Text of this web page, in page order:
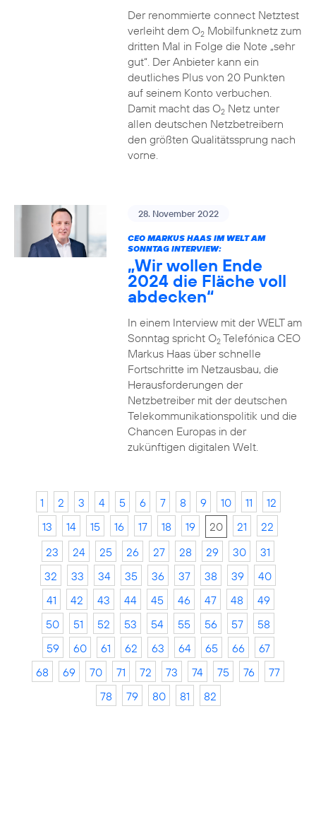
Der renommierte connect Netztest
verleiht dem O2Mobilfunknetz zum
dritten Mal in Folge die Note „sehr
gut“. Der Anbieter kann ein
deutliches Plus von 20 Punkten
auf seinem Konto verbuchen.
Damit macht das O2Netz unter
allen deutschen Netzbetreibern
den größten Qualitätssprung nach
vorne.
28. November 2022
CEO MARKUS HAAS IM WELT AM
SONNTAG INTERVIEW:
„Wir wollen Ende
2024 die Fläche voll
abdecken“
In einem Interview mit der WELT am
Sonntag spricht O2Telefónica CEO
Markus Haas über schnelle
Fortschritte im Netzausbau, die
Herausforderungen der
Netzbetreiber mit der deutschen
Telekommunikationspolitik und die
Chancen Europas in der
zukünftigen digitalen Welt.
1 2 3 4 5 6 7 8 9 10 11
12
13
14 15 16 17 18 19 20 21
22
23
24 25 26 27 28 29 30
31
32
33 34 35 36 37 38 39
40
41
42 43 44 45 46 47 48
49
50
51 52 53 54 55 56 57
58
59
60 61 62 63 64 65 66
67
68
69 70 71 72 73 74 75 76
77
78
79 80 81 82